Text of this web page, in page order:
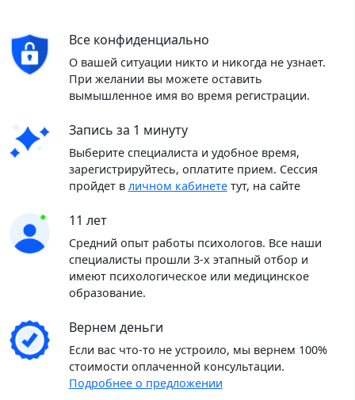
Все конфиденциально
О вашей ситуации никто и никогда не узнает.
При желании вы можете оставить
вымышленное имя во время регистрации.
Запись за 1 минуту
Выберите специалиста и удобное время,
зарегистрируйтесь, оплатите прием. Сессия
пройдет в личном кабинететут, на сайте
11 лет
Средний опыт работы психологов. Все наши
специалисты прошли 3-х этапный отбор и
имеют психологическое или медицинское
образование.
Вернем деньги
Если вас что-то не устроило, мы вернем 100%
стоимости оплаченной консультации.
Подробнее о предложении